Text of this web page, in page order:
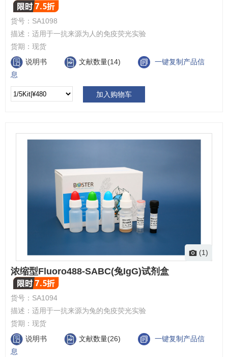
货号： SA1098
描述： 适用于一抗来源为人的免疫荧光实验
货期： 现货
说明书
文献数量(14)
一键复制产品信
息
加入购物车
(1)
浓缩型Fluoro488-SABC(兔IgG)试剂盒
货号： SA1094
描述： 适用于一抗来源为兔的免疫荧光实验
货期： 现货
说明书
文献数量(26)
一键复制产品信
息